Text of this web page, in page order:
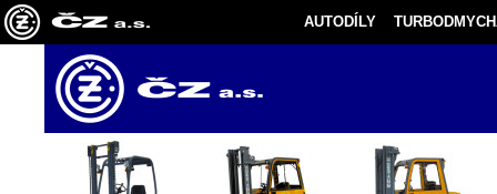
AUTODÍLY